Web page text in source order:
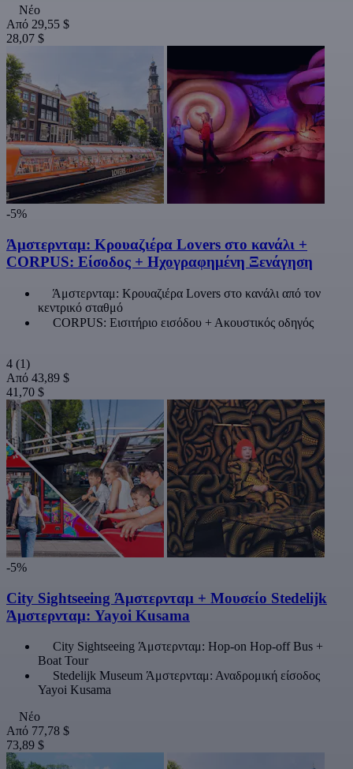
Νέο
Από 29,55 $
28,07 $
-5%
Άμστερνταμ: Κρουαζιέρα Lovers στο κανάλι +
CORPUS: Είσοδος + Ηχογραφημένη Ξενάγηση
Άμστερνταμ: Κρουαζιέρα Lovers στο κανάλι από τον
κεντρικό σταθμό
CORPUS: Εισιτήριο εισόδου + Ακουστικός οδηγός
4 (1)
Από 43,89 $
41,70 $
-5%
City Sightseeing Άμστερνταμ + Μουσείο Stedelijk
Άμστερνταμ: Yayoi Kusama
City Sightseeing Άμστερνταμ: Hop-on Hop-off Bus +
Boat Tour
Stedelijk Museum Άμστερνταμ: Αναδρομική είσοδος
Yayoi Kusama
Νέο
Από 77,78 $
73,89 $